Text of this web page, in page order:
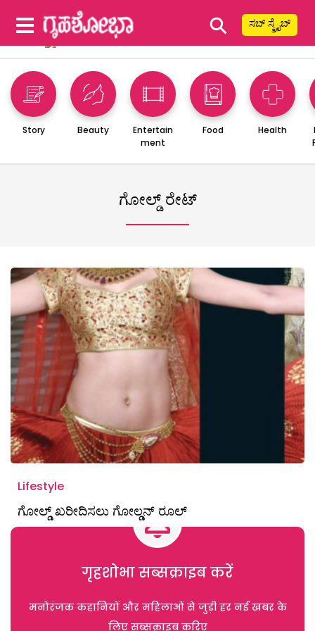
⚲ ಸಬ್ ಸ್ಕ್ರೈಬ್
Story Beauty
Entertain
ment
Food Health
ಗೋಲ್ಡ್ ರೇಟ್
Lifestyle
ಗೋಲ್ಡ್ ಖರೀದಿಸಲು ಗೋಲ್ಡನ್ ರೂಲ್
गृहशोभा सब्सक्राइब करें
मनोरंजक कहानियों और महिलाओं से जुड़ी हर नई खबर के
लिए सब्सक्राइब करिए